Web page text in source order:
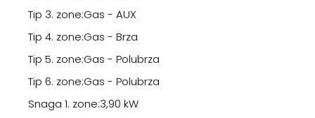
Tip 3. zone:Gas - AUX
Tip 4. zone:Gas - Brza
Tip 5. zone:Gas - Polubrza
Tip 6. zone:Gas - Polubrza
Snaga 1. zone:3,90 kW